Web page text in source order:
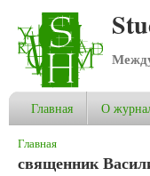
Главная О
Вы здесь
Главная
священник